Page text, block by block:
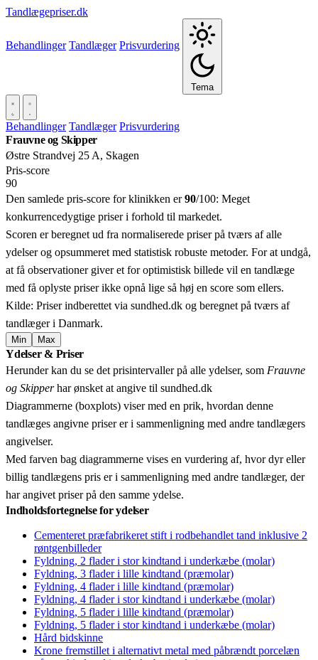
Tandlægepriser.dk
Behandlinger Tandlæger Prisvurdering
Tema
Behandlinger Tandlæger Prisvurdering
Frauvne og Skipper
Østre Strandvej 25 A, Skagen
Pris‑score
90
Den samlede pris-score for klinikken er90/100: Meget
konkurrencedygtige priser i forhold til markedet.
Scoren er beregnet ud fra normaliserede priser på tværs af alle
ydelser og opsummeret med statistisk robuste metoder. For at undgå,
at få observationer giver et for optimistisk billede vil en tandlæge
med få oplyste priser ikke opnå lige så høj en score som ellers.
Kilde: Priser indberettet via sundhed.dk og beregnet på tværs af
tandlæger i Danmark.
Min Max
+
−
Ydelser & Priser
Herunder kan du se det prisintervaller på alle ydelser, som Frauvne
og Skipperhar ønsket at angive til sundhed.dk
Diagrammerne (boxplots) viser med en prik, hvordan denne
tandlæges angivne priser er i sammenligning med andre tandlægers
angivelser.
Med farven bag diagrammerne vises en vurdering af, hvor dyr eller
billig tandlægens pris er i sammenligning med andre tandlæger, der
har angivet priser på den samme ydelse.
Indholdsfortegnelse for ydelser
Cementeret præfabrikeret stift i rodbehandlet tand inklusive 2
røntgenbilleder
Fyldning, 2 flader i stor kindtand i underkæbe (molar)
Fyldning, 3 flader i lille kindtand (præmolar)
Fyldning, 4 flader i lille kindtand (præmolar)
Fyldning, 4 flader i stor kindtand i underkæbe (molar)
Fyldning, 5 flader i lille kindtand (præmolar)
Fyldning, 5 flader i stor kindtand i underkæbe (molar)
Hård bidskinne
Krone fremstillet i alternativt metal med påbrændt porcelæn